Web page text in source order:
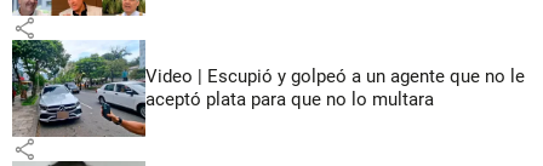
share
Video | Escupió y golpeó a un agente que no le
aceptó plata para que no lo multara
share